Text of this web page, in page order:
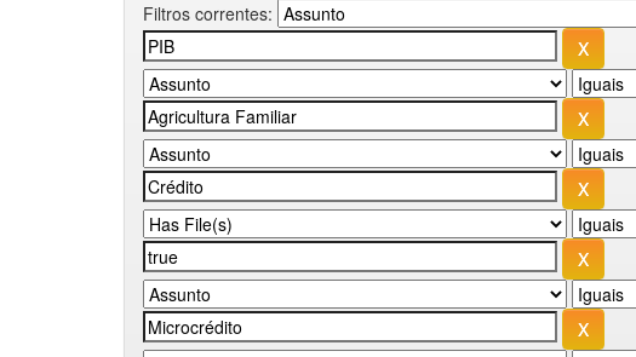
Filtros correntes: